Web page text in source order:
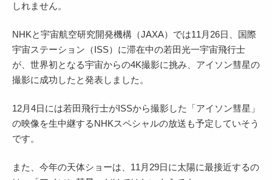
しれません。
NHKと宇宙航空研究開発機構（JAXA）では11月26日、国際
宇宙ステーション（ISS）に滞在中の若田光一宇宙飛行士
が、世界初となる宇宙からの4K撮影に挑み、アイソン彗星の
撮影に成功したと発表しました。
12月4日には若田飛行士がISSから撮影した「アイソン彗星」
の映像を生中継するNHKスペシャルの放送も予定していそう
です。
また、今年の天体ショーは、11月29日に太陽に最接近するの